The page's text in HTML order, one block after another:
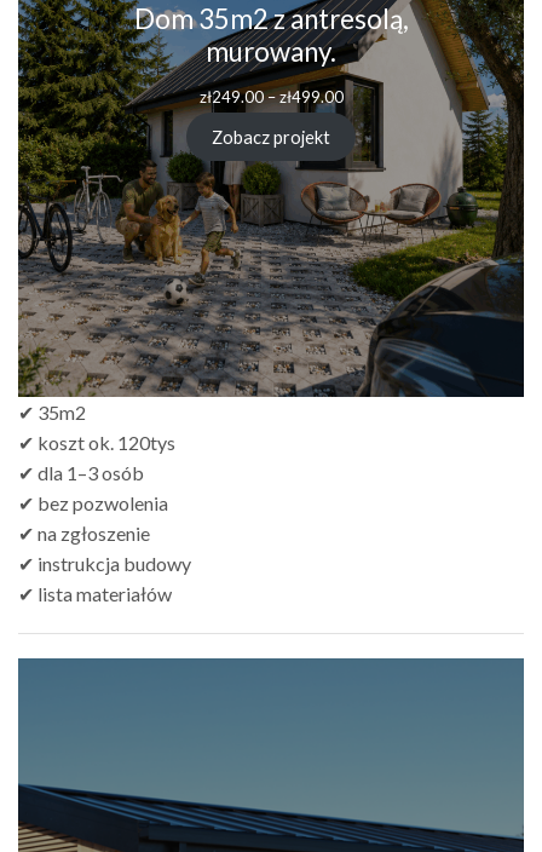
Dom 35m2 z antresolą,
murowany.
zł249.00–zł499.00
Zobacz projekt
✔ 35m2
✔ koszt ok. 120tys
✔ dla 1–3 osób
✔ bez pozwolenia
✔ na zgłoszenie
✔ instrukcja budowy
✔ lista materiałów